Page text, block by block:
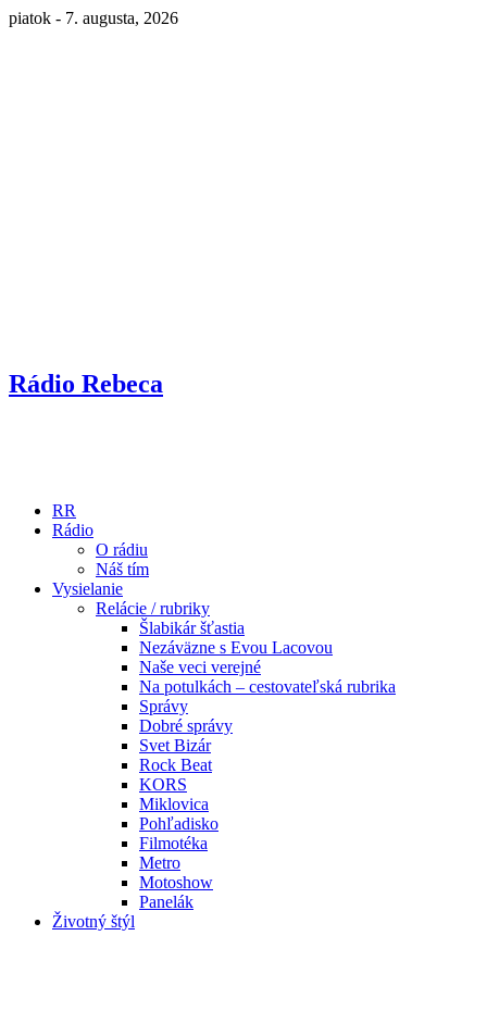
piatok - 7. augusta, 2026
Rádio Rebeca
RR
Rádio
O rádiu
Náš tím
Vysielanie
Relácie / rubriky
Šlabikár šťastia
Nezáväzne s Evou Lacovou
Naše veci verejné
Na potulkách – cestovateľská rubrika
Správy
Dobré správy
Svet Bizár
Rock Beat
KORS
Miklovica
Pohľadisko
Filmotéka
Metro
Motoshow
Panelák
Životný štýl